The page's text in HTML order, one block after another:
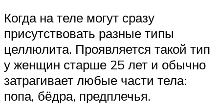
Когда на теле могут сразу
присутствовать разные типы
целлюлита. Проявляется такой тип
у женщин старше 25 лет и обычно
затрагивает любые части тела:
попа, бёдра, предплечья.